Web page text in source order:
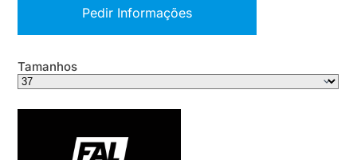
Pedir Informações
Tamanhos